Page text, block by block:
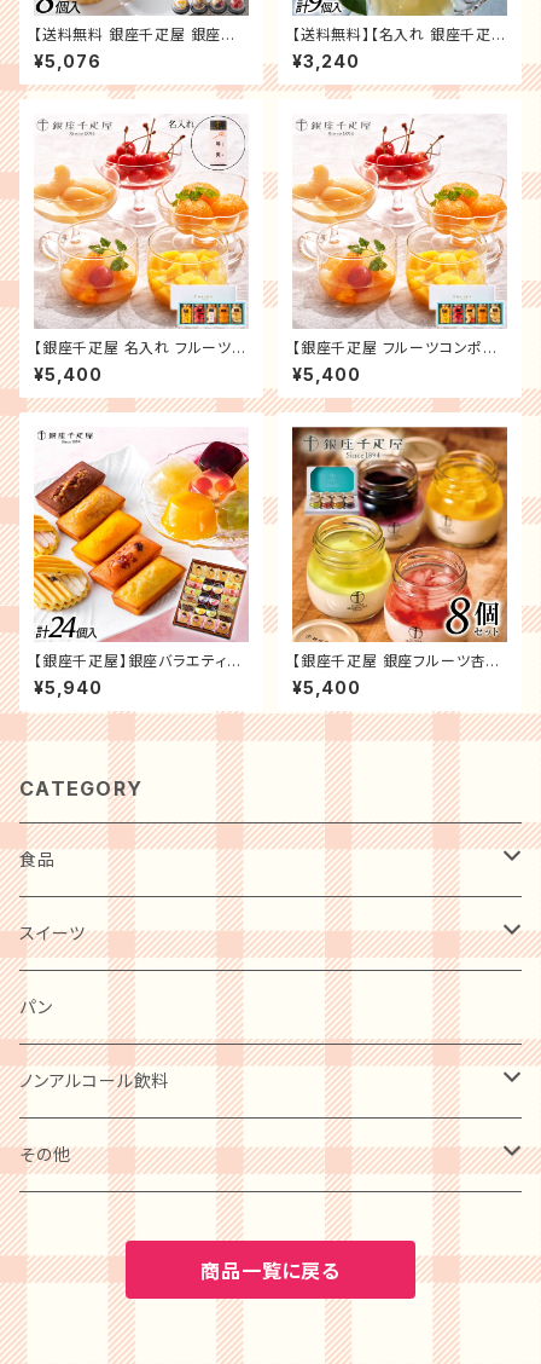
【送料無料 銀座千疋屋 銀座プ
チフルーツタルト８個入】 洋菓子
ケーキ お菓子 記念日 誕生日プ
レゼント お祝い 内祝 贈り物 お
冷凍 メーカー直送
¥5,076
【送料無料】【名入れ 銀座千疋
屋】名入れ銀座ゼリー ジュレ 記
念日 誕生日プレゼント お祝い
内祝 贈り物 お礼【メーカー直
ト プレゼント
¥3,240
【銀座千疋屋 名入れ フルーツコ
ンポート】 記念日 誕生日プレゼ
ント お祝い 内祝 贈り物 お礼
【メーカー直送】果物 フルーツ
¥5,400
【銀座千疋屋 フルーツコンポー
ト】 記念日 誕生日プレゼント お
祝い 内祝 贈り物 お礼【メーカ
ー直送】果物 フルーツ スイーツ
¥5,400
【銀座千疋屋】銀座バラエティセ
ット 記念日 誕生日プレゼント
お祝い 内祝 贈り物 お礼【メー
カー直送】果物 フルーツ スイー
ツ ギフト プレゼント
¥5,940
【銀座千疋屋 銀座フルーツ杏仁
詰合せ】 誕生日 プレゼント お
祝い 内祝 贈り物 お礼【メーカ
ー直送】スイーツ ギフト プレゼ
ント
¥5,400
CATEGORY
食品
肉・肉加工品
惣菜・レトルト・冷凍
麺類
卵・チーズ・乳製品
水産物・水産加工品
缶詰・瓶詰
調味料
スイーツ
洋菓子
ケーキ
クッキー
プリン
アイスクリーム
ゼリー・ジュレ・コンポート
和菓子
パン
ノンアルコール飲料
ビール
ワイン
水・ソフトドリンク
その他
BOOK
カタログギフト
商品一覧に戻る